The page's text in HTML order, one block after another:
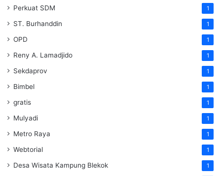
Perkuat SDM 1
ST. Burhanddin 1
OPD 1
Reny A. Lamadjido 1
Sekdaprov 1
Bimbel 1
gratis 1
Mulyadi 1
Metro Raya 1
Webtorial 1
Desa Wisata Kampung Blekok 1